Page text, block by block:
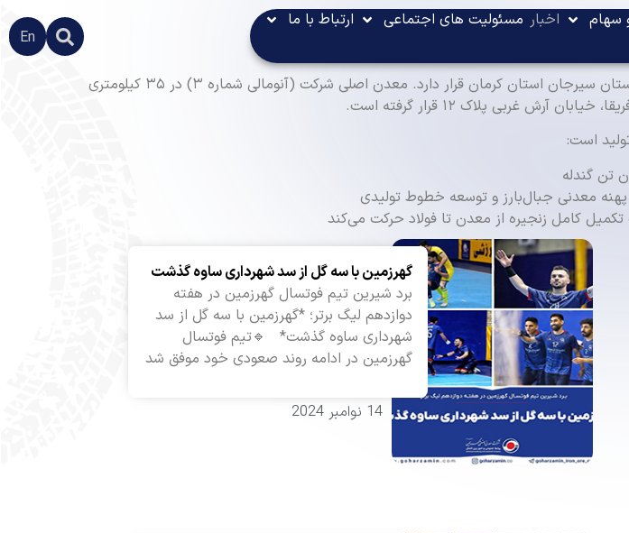
سهام اخبار مسئولیت های اجتماعی
ارتباط با ما
En
شرکت گهر زمین در کیلومتر ۵۰ جاده شیراز، در منطقه صنعتی و معدنی گل‌گهر در شهرستان سیرجان استان کرمان قرار دارد. معدن اصلی شرکت (آنومالی شماره ۳) در ۳۵ کیلومتری
غربی پلاک ۱۲ قرار گرفته است.​
است:
گهرزمین با سه گل از سد شهرداری ساوه گذشت
برد شیرین تیم فوتسال گهرزمین در هفته
دوازدهم لیگ برتر؛ *گهرزمین با سه گل از سد
شهرداری ساوه گذشت* 🔹تیم فوتسال
گهرزمین در ادامه روند صعودی خود موفق شد
14 نوامبر 2024